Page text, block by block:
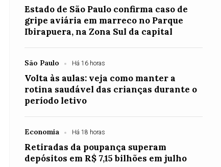
Estado de São Paulo confirma caso de
gripe aviária em marreco no Parque
Ibirapuera, na Zona Sul da capital
São Paulo Há 16 horas
Volta às aulas: veja como manter a
rotina saudável das crianças durante o
período letivo
Economia Há 18 horas
Retiradas da poupança superam
depósitos em R$ 7,15 bilhões em julho